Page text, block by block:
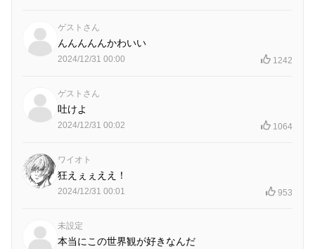
ゲストさん
んんんんんかわいい
2024/12/31 00:00 1242
ゲストさん
吐けよ
2024/12/31 00:02 1064
ワイオト
狂えぇぇええ！
2024/12/31 00:01 953
未設定
本当にこの世界観が好きなんだ